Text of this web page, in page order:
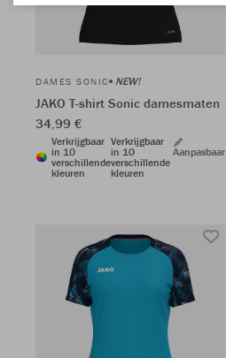
DAMES SONIC NEW!
JAKO T-shirt Sonic damesmaten
34,99 €
Verkrijgbaar
in 10
verschillende
kleuren
Verkrijgbaar
in 10
verschillende
kleuren
Aanpasbaar